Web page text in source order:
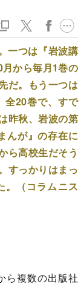
一つは『岩波講
から毎月1巻の
だ。もう一つは
全20巻で、すで
昨秋、岩波の第
んが』の存在に
ら高校生だそう
すっかりはまっ
。（コラムニス
ら複数の出版社